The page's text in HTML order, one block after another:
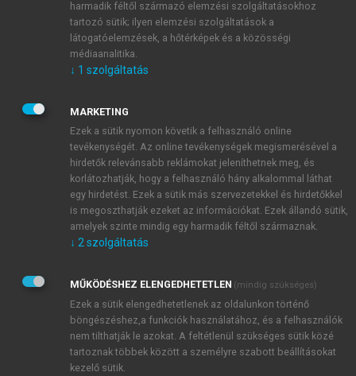
a folytonosság gondolatában éltek. Magukat
leginkább a középkor egységes katolikus látásmódja
és szilárd hierarchikus társadalmi rendje
felszámolódási folyamata utolsó állomásának
tekintették. Ezen az úton elődeik voltak a reneszánsz
és a reformáció képviselői, a felvilágosodás
racionalistái és a francia forradalom szereplői.
Vagyis számukra saját koruk átmeneti korszak volt,
ahogy az időszak legjelentősebb politikai
gondolkodója és morálfilozófusa, John Stuart Mill
(1806–1873) mondta 1831-ben: „az emberiség
kinőtte a régi intézményeket és a régi tanokat, és
még nem alakította ki az újakat.” Véleménye szerint a
gondolkodás történetében organikus és kritikai
korszakok váltják egymást: a görög és római
politeizmus organikus korszak volt, de azt a görög
filozófiai szkepszis látásmódja váltotta fel. A
kereszténység egy újabb organikus korszakot
képviselt, de a reformációval megkezdődött a
kereszténység revízióját célzó kritikai korszak, amely
harmadik féltől származó elemzési szolgáltatásokhoz
tartozó sütik; ilyen elemzési szolgáltatások a
látogatóelemzések, a hőtérképek és a közösségi
médiaanalitika.
↓ 1 szolgáltatás
MARKETING
Ezek a sütik nyomon követik a felhasználó online
tevékenységét. Az online tevékenységek megismerésével a
hirdetők relevánsabb reklámokat jeleníthetnek meg, és
korlátozhatják, hogy a felhasználó hány alkalommal láthat
egy hirdetést. Ezek a sütik más szervezetekkel és hirdetőkkel
is megoszthatják ezeket az információkat. Ezek állandó sütik,
amelyek szinte mindig egy harmadik féltől származnak.
↓ 2 szolgáltatás
MŰKÖDÉSHEZ ELENGEDHETETLEN (mindig szükséges)
Ezek a sütik elengedhetetlenek az oldalunkon történő
böngészéshez,a funkciók használatához, és a felhasználók
nem tilthatják le azokat. A feltétlenül szükséges sütik közé
tartoznak többek között a személyre szabott beállításokat
kezelő sütik.